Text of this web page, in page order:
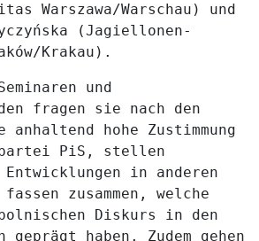
Warszawa/Warschau) und
(Jagiellonen-
Krakau).
und
fragen sie nach den
hohe Zustimmung
PiS, stellen
in anderen
zusammen, welche
Diskurs in den
geprägt haben. Zudem gehen